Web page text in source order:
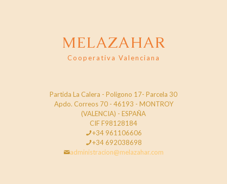
MELAZAHAR
Cooperativa Valenciana
Partida La Calera - Poligono 17- Parcela 30
Apdo. Correos 70 - 46193 - MONTROY
(VALENCIA) - ESPAÑA
CIF F98128184
+34 961106606
+34 692038698
administracion@melazahar.com